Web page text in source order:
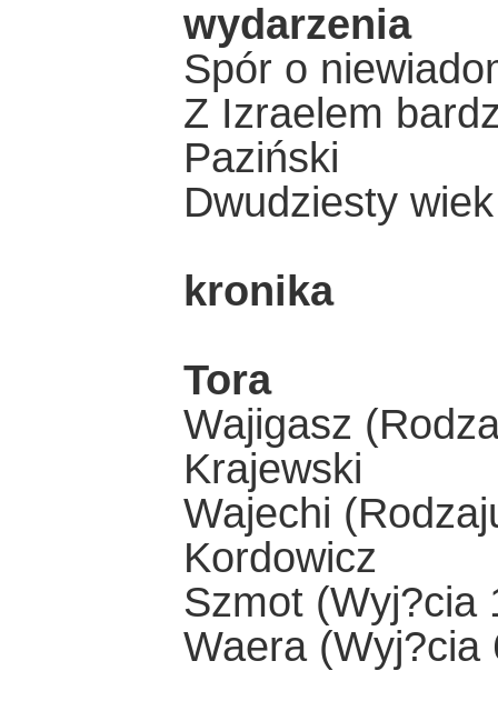
wydarzenia
Spór o
Z Izraelem
Paziński
Dwudziesty
kronika
Tora
Wajigasz
Krajewski
Wajechi
Kordowicz
Szmot (Wyj?cia
Waera